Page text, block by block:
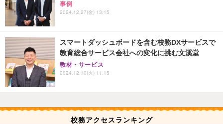
事例
2024.12.27(金) 13:15
スマートダッシュボードを含む校務DXサービスで
教育総合サービス会社への変化に挑む文溪堂
教材・サービス
2024.12.10(火) 11:15
校務アクセスランキング